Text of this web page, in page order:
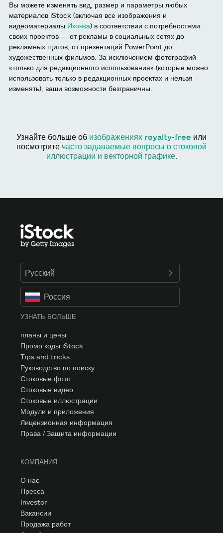
Вы можете изменять вид, размер и параметры любых
материалов iStock (включая все изображения и
видеоматериалы Иконка) в соответствии с потребностями
своих проектов — от рекламы в социальных сетях до
рекламных щитов, от презентаций PowerPoint до
художественных фильмов. За исключением фотографий
«только для редакционного использования» (которые можно
использовать только в редакционных проектах и нельзя
изменять), ваши возможности безграничны.
Узнайте больше об изображениях royalty-free или
посмотрите часто задаваемые вопросы о стоковой
иллюстрации и векторной графике.
Русский
Россия
УЗНАТЬ БОЛЬШЕ
планы и цены
Промо коды iStock
Tips and tricks
Руководство по поиску
Стоковые фото
Стоковые видео
Стоковые иллюстрации
Модули и приложения
Лицензионная информация
Права / Защита информации
КОМПАНИЯ
О нас
Пресса
Investor
Вакансии
Продажа работ